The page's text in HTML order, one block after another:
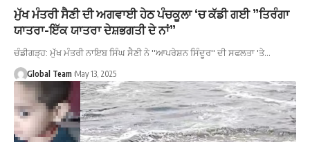
ਮੁੱਖ ਮੰਤਰੀ ਸੈਣੀ ਦੀ ਅਗਵਾਈ ਹੇਠ ਪੰਚਕੂਲਾ ‘ਚ ਕੱਡੀ ਗਈ ”ਤਿਰੰਗਾ
ਯਾਤਰਾ-ਇੱਕ ਯਾਤਰਾ ਦੇਸ਼ਭਗਤੀ ਦੇ ਨਾਂ”
ਚੰਡੀਗੜ੍ਹ: ਮੁੱਖ ਮੰਤਰੀ ਨਾਇਬ ਸਿੰਘ ਸੈਣੀ ਨੇ ''ਆਪਰੇਸ਼ਨ ਸਿੰਦੂਰ'' ਦੀ ਸਫਲਤਾ 'ਤੇ…
Global Team May 13, 2025